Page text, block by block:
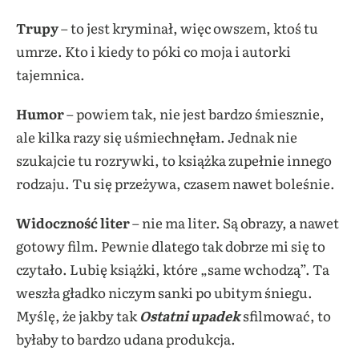
Trupy– to jest kryminał, więc owszem, ktoś tu
umrze. Kto i kiedy to póki co moja i autorki
tajemnica.
Humor– powiem tak, nie jest bardzo śmiesznie,
ale kilka razy się uśmiechnęłam. Jednak nie
szukajcie tu rozrywki, to książka zupełnie innego
rodzaju. Tu się przeżywa, czasem nawet boleśnie.
Widoczność liter– nie ma liter. Są obrazy, a nawet
gotowy film. Pewnie dlatego tak dobrze mi się to
czytało. Lubię książki, które „same wchodzą”. Ta
weszła gładko niczym sanki po ubitym śniegu.
Myślę, że jakby takOstatni upadeksfilmować, to
byłaby to bardzo udana produkcja.